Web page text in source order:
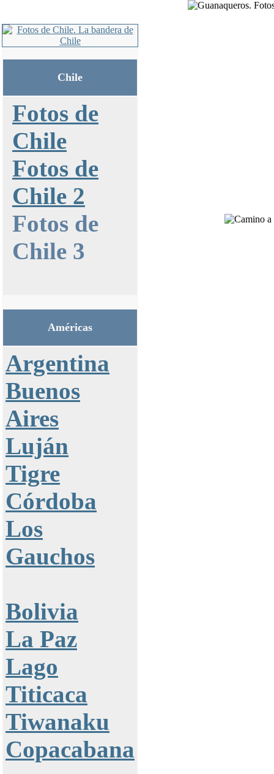
Chile
Fotos de
Chile
Fotos de
Chile 2
Fotos de
Chile 3
Américas
Argentina
Buenos
Aires
Luján
Tigre
Córdoba
Los
Gauchos
Bolivia
La Paz
Lago
Titicaca
Tiwanaku
Copacabana